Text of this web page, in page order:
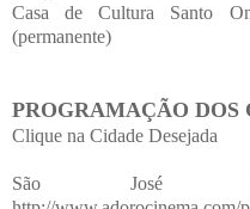
Casa de Cultura Santo
(permanente)
PROGRAMAÇÃO
Clique na Cidade Desejada
São José